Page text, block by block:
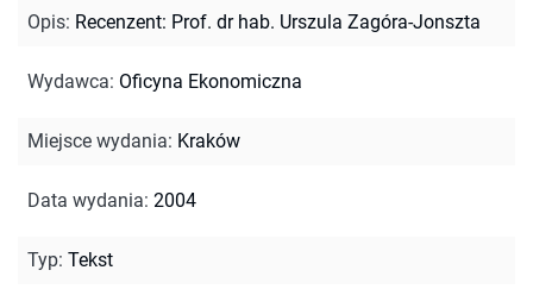
Opis: Recenzent: Prof. dr hab. Urszula Zagóra-Jonszta
Wydawca: Oficyna Ekonomiczna
Miejsce wydania: Kraków
Data wydania: 2004
Typ: Tekst